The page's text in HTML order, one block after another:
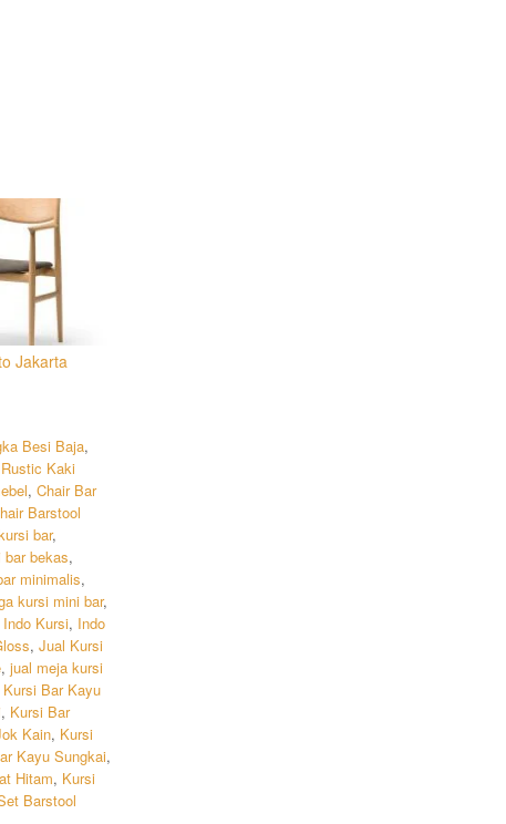
Jakarta
Besi Baja,
Kaki
, Chair Bar
Barstool
bar,
bar bekas,
minimalis,
kursi mini bar,
Indo Kursi, Indo
, Jual Kursi
, jual meja kursi
Kursi Bar Kayu
, Kursi Bar
Kain, Kursi
Kayu Sungkai,
Hitam, Kursi
Barstool